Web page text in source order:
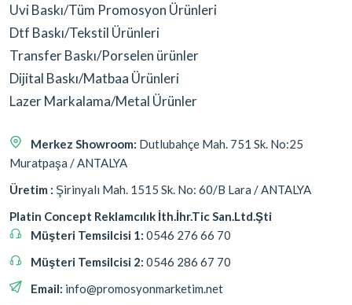
Uvi Baskı/Tüm Promosyon Ürünleri
Dtf Baskı/Tekstil Ürünleri
Transfer Baskı/Porselen ürünler
Dijital Baskı/Matbaa Ürünleri
Lazer Markalama/Metal Ürünler
Merkez Showroom: Dutlubahçe Mah. 751 Sk. No:25
Muratpaşa / ANTALYA
Üretim : Şirinyalı Mah. 1515 Sk. No: 60/B Lara / ANTALYA
Platin Concept Reklamcılık İth.İhr.Tic San.Ltd.Şti
Müşteri Temsilcisi 1: 0546 276 66 70
Müşteri Temsilcisi 2: 0546 286 67 70
Email: info@promosyonmarketim.net